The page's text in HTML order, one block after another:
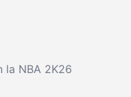
la NBA 2K26